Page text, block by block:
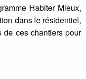
Habiter Mieux,
dans le résidentiel,
de ces chantiers pour